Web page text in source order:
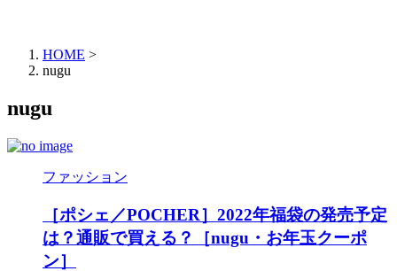
HOME >
nugu
nugu
ファッション
［ポシェ／POCHER］2022年福袋の発売予定
は？通販で買える？［nugu・お年玉クーポ
ン］